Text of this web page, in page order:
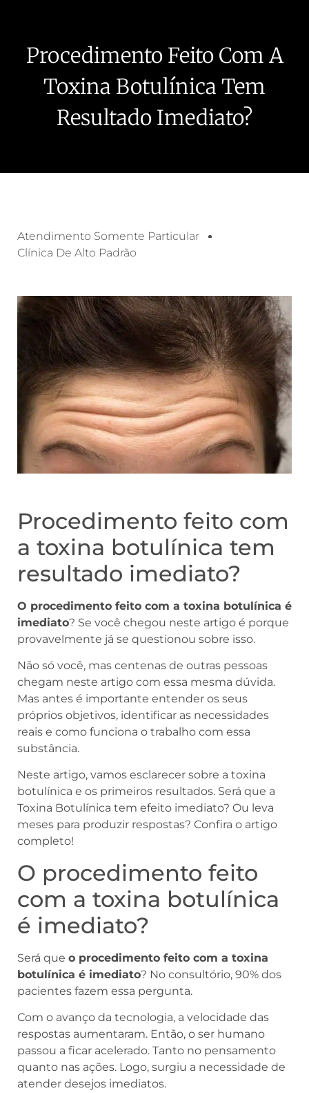
Procedimento Feito Com A
Toxina Botulínica Tem
Resultado Imediato?
Atendimento Somente Particular
Clínica De Alto Padrão
Procedimento feito com
a toxina botulínica tem
resultado imediato?
O procedimento feito com a toxina botulínica é
imediato? Se você chegou neste artigo é porque
provavelmente já se questionou sobre isso.
Não só você, mas centenas de outras pessoas
chegam neste artigo com essa mesma dúvida.
Mas antes é importante entender os seus
próprios objetivos, identificar as necessidades
reais e como funciona o trabalho com essa
substância.
Neste artigo, vamos esclarecer sobre a toxina
botulínica e os primeiros resultados. Será que a
Toxina Botulínica tem efeito imediato? Ou leva
meses para produzir respostas? Confira o artigo
completo!
O procedimento feito
com a toxina botulínica
é imediato?
Será que o procedimento feito com a toxina
botulínica é imediato? No consultório, 90% dos
pacientes fazem essa pergunta.
Com o avanço da tecnologia, a velocidade das
respostas aumentaram. Então, o ser humano
passou a ficar acelerado. Tanto no pensamento
quanto nas ações. Logo, surgiu a necessidade de
atender desejos imediatos.